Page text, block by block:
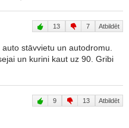
13 7 Atbildēt
stāvvietu un autodromu.
un kurini kaut uz 90. Gribi
9 13 Atbildēt